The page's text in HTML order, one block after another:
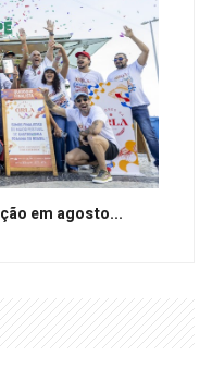
em agosto...